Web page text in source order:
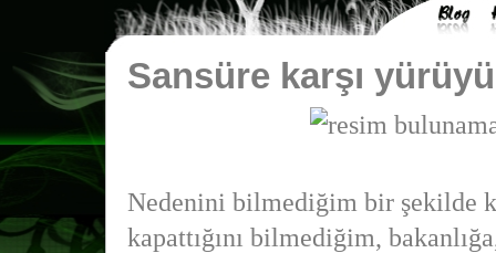
Sansüre karşı
Nedenini bilmediğim bir şekilde
kapattığını bilmediğim,